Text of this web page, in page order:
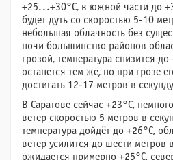
+25...+30°C, в южной части до
будет дуть со скоростью 5-10
небольшая облачность без
ночи большинство районов
грозой, температура снизится
останется тем же, но при грозе
достигать 12-17 метров в
В Саратове сейчас +23°C,
ветер скоростью 5 метров в
температура дойдёт до +26°C,
ветер усилится до шести метров
ожидается примерно +25°C,